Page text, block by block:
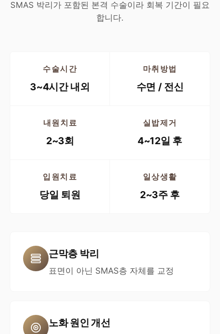
SMAS 박리가 포함된 본격 수술이라 회복 기간이 필요
합니다.
수술시간
3~4시간 내외
마취방법
수면 / 전신
내원치료
2~3회
실밥제거
4~12일 후
입원치료
당일 퇴원
일상생활
2~3주 후
근막층 박리
표면이 아닌 SMAS층 자체를 교정
노화 원인 개선